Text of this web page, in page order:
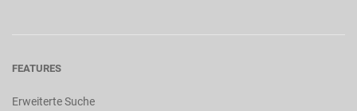
FEATURES
Erweiterte Suche